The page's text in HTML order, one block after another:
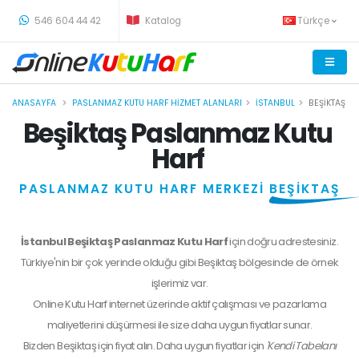
546 604 44 42 Katalog Türkçe
ANASAYFA PASLANMAZ KUTU HARF HIZMET ALANLARI İSTANBUL BEŞIKTAŞ
Beşiktaş Paslanmaz Kutu
Harf
PASLANMAZ KUTU HARF MERKEZİ BEŞİKTAŞ
İstanbul Beşiktaş Paslanmaz Kutu Harfiçin doğru adrestesiniz.
Türkiye'nin bir çok yerinde olduğu gibi Beşiktaş bölgesinde de örnek
işlerimiz var.
Online Kutu Harf internet üzerinde aktif çalışması ve pazarlama
maliyetlerini düşürmesi ile size daha uygun fiyatlar sunar.
BizdenBeşiktaşiçin fiyat alın. Daha uygun fiyatlar için 'Kendi Tabelanı